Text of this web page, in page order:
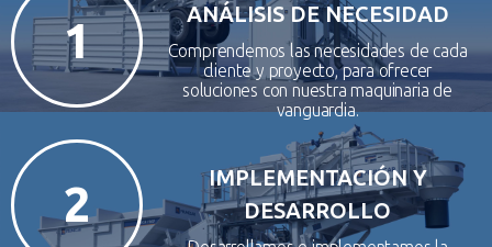
1 ANÁLISIS DE NECESIDAD
Comprendemos las necesidades de cada
cliente y proyecto, para ofrecer
soluciones con nuestra maquinaria de
vanguardia.
2
IMPLEMENTACIÓN Y
DESARROLLO